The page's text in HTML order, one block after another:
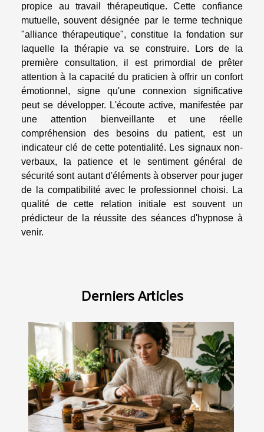
propice au travail thérapeutique. Cette confiance
mutuelle, souvent désignée par le terme technique
"alliance thérapeutique", constitue la fondation sur
laquelle la thérapie va se construire. Lors de la
première consultation, il est primordial de prêter
attention à la capacité du praticien à offrir un confort
émotionnel, signe qu'une connexion significative
peut se développer. L'écoute active, manifestée par
une attention bienveillante et une réelle
compréhension des besoins du patient, est un
indicateur clé de cette potentialité. Les signaux non-
verbaux, la patience et le sentiment général de
sécurité sont autant d'éléments à observer pour juger
de la compatibilité avec le professionnel choisi. La
qualité de cette relation initiale est souvent un
prédicteur de la réussite des séances d'hypnose à
venir.
Derniers Articles